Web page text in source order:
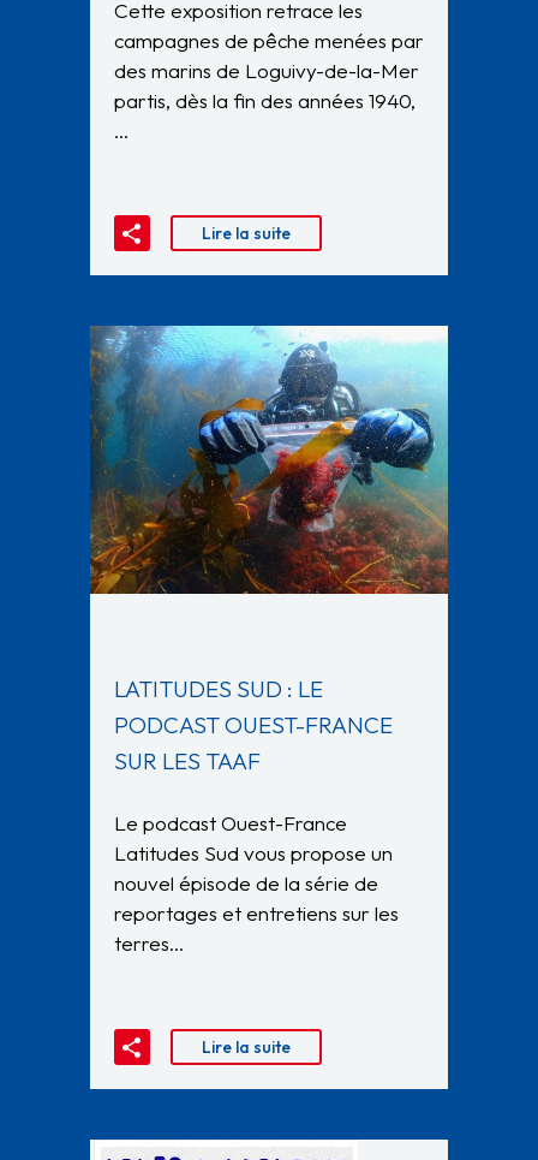
Cette exposition retrace les
campagnes de pêche menées par
des marins de Loguivy-de-la-Mer
partis, dès la fin des années 1940,
…
Lire la suite
LATITUDES SUD : LE
PODCAST OUEST-FRANCE
SUR LES TAAF
Le podcast Ouest-France
Latitudes Sud vous propose un
nouvel épisode de la série de
reportages et entretiens sur les
terres…
Lire la suite